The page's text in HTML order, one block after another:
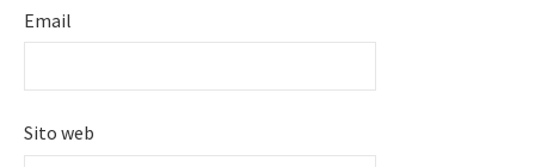
Email
Sito web